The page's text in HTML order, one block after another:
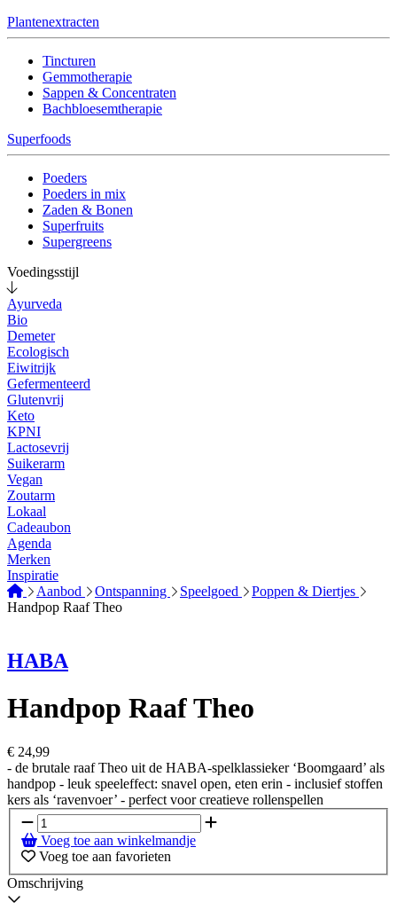
Plantenextracten
Tincturen
Gemmotherapie
Sappen & Concentraten
Bachbloesemtherapie
Superfoods
Poeders
Poeders in mix
Zaden & Bonen
Superfruits
Supergreens
Voedingsstijl
Ayurveda
Bio
Demeter
Ecologisch
Eiwitrijk
Gefermenteerd
Glutenvrij
Keto
KPNI
Lactosevrij
Suikerarm
Vegan
Zoutarm
Lokaal
Cadeaubon
Agenda
Merken
Inspiratie
Aanbod
Ontspanning Speelgoed
Poppen & Diertjes
Handpop Raaf Theo
HABA
Handpop Raaf Theo
€ 24,99
- de brutale raaf Theo uit de HABA-spelklassieker ‘Boomgaard’ als
handpop - leuk speeleffect: snavel open, eten erin - inclusief stoffen
kers als ‘ravenvoer’ - perfect voor creatieve rollenspellen
Voeg toe aan winkelmandje
Voeg toe aan favorieten
Omschrijving